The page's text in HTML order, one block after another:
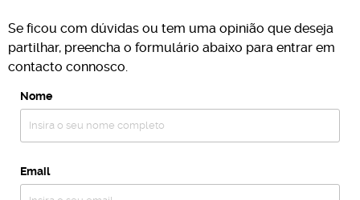
Se ficou com dúvidas ou tem uma opinião que deseja
partilhar, preencha o formulário abaixo para entrar em
contacto connosco.
Nome
Email